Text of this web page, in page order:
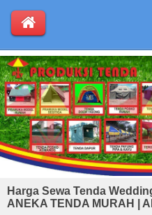
Harga Sewa Tenda
ANEKA TENDA MURAH |